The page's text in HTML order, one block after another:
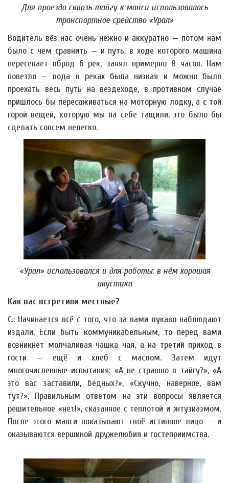
Для проезда сквозь тайгу к манси использовалось
транспортное средство «Урал»
Водитель вёз нас очень нежно и аккуратно — потом нам
было с чем сравнить — и путь, в ходе которого машина
пересекает вброд 6 рек, занял примерно 8 часов. Нам
повезло — вода в реках была низкая и можно было
проехать весь путь на вездеходе, в противном случае
пришлось бы пересаживаться на моторную лодку, а с той
горой вещей, которую мы на себе тащили, это было бы
сделать совсем нелегко.
«Урал» использовался и для работы: в нём хорошая
акустика
Как вас встретили местные?
С.: Начинается всё с того, что за вами лукаво наблюдают
издали. Если быть коммуникабельным, то перед вами
возникнет молчаливая чашка чая, а на третий приход в
гости — ещё и хлеб с маслом. Затем идут
многочисленные испытания: «А не страшно в тайгу?», «А
это вас заставили, бедных?», «Скучно, наверное, вам
тут?». Правильным ответом на эти вопросы является
решительное «нет!», сказанное с теплотой и энтузиазмом.
После этого манси показывают своё истинное лицо — и
оказываются вершиной дружелюбия и гостеприимства.